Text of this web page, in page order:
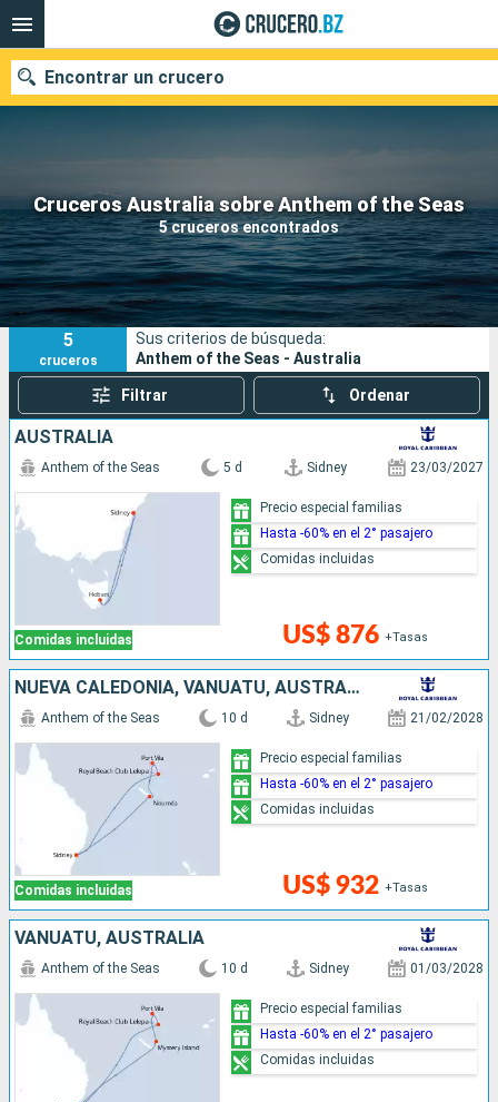
Cruceros Australia sobre Anthem of the Seas
5 cruceros encontrados
Encontrar un crucero
Nuestros destinos
Fecha de salida
Puertos Compañías
Buscar
5
cruceros
Sus criterios de búsqueda:
Anthem of the Seas - Australia
Filtrar Ordenar
AUSTRALIA
Comidas incluidas
Anthem of the Seas 5 d Sidney 23/03/2027
US$ 876 +Tasas
Precio especial familias
Hasta -60% en el 2° pasajero
Comidas incluidas
NUEVA CALEDONIA, VANUATU, AUSTRALIA
Comidas incluidas
Anthem of the Seas 10 d Sidney 21/02/2028
US$ 932 +Tasas
Precio especial familias
Hasta -60% en el 2° pasajero
Comidas incluidas
VANUATU, AUSTRALIA
Anthem of the Seas 10 d Sidney 01/03/2028
Precio especial familias
Hasta -60% en el 2° pasajero
Comidas incluidas